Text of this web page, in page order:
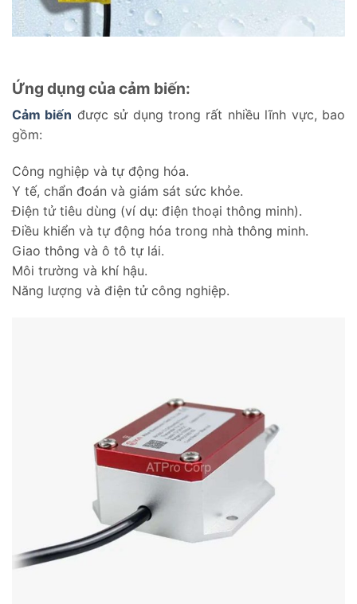
Ứng dụng của cảm biến:
Cảm biến được sử dụng trong rất nhiều lĩnh vực, bao
gồm:
Công nghiệp và tự động hóa.
Y tế, chẩn đoán và giám sát sức khỏe.
Điện tử tiêu dùng (ví dụ: điện thoại thông minh).
Điều khiển và tự động hóa trong nhà thông minh.
Giao thông và ô tô tự lái.
Môi trường và khí hậu.
Năng lượng và điện tử công nghiệp.